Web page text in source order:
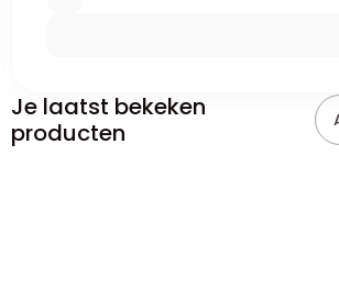
Je laatst bekeken
producten